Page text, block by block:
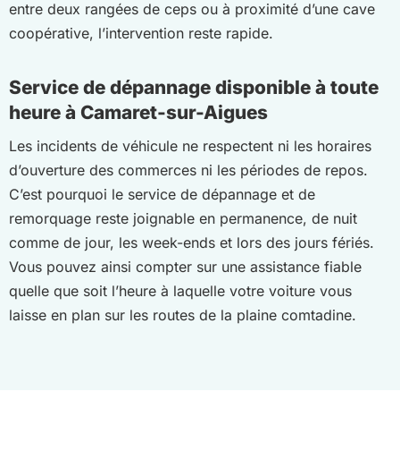
entre deux rangées de ceps ou à proximité d’une cave
coopérative, l’intervention reste rapide.
Service de dépannage disponible à toute
heure à Camaret-sur-Aigues
Les incidents de véhicule ne respectent ni les horaires
d’ouverture des commerces ni les périodes de repos.
C’est pourquoi le service de dépannage et de
remorquage reste joignable en permanence, de nuit
comme de jour, les week-ends et lors des jours fériés.
Vous pouvez ainsi compter sur une assistance fiable
quelle que soit l’heure à laquelle votre voiture vous
laisse en plan sur les routes de la plaine comtadine.